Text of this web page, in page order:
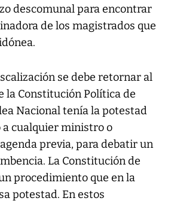
descomunal para encontrar
de los magistrados que
se debe retornar al
la Constitución Política de
Nacional tenía la potestad
cualquier ministro o
previa, para debatir un
La Constitución de
procedimiento que en la
potestad. En estos